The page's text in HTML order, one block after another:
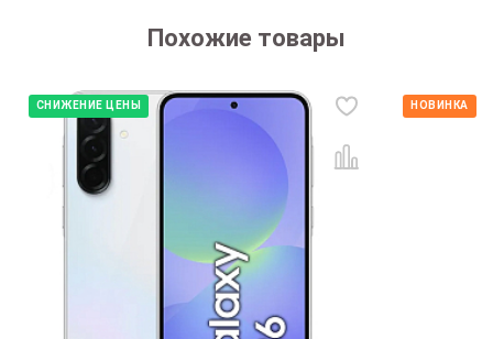
Похожие товары
СНИЖЕНИЕ ЦЕНЫ НОВИНКА